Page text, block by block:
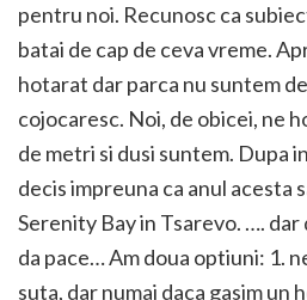
pentru noi. Recunosc ca
batai de cap de ceva vreme.
hotarat dar parca nu suntem
cojocaresc. Noi, de obicei, ne
de metri si dusi suntem. Dupa
decis impreuna ca anul acesta
Serenity Bay in Tsarevo. …. dar
da pace… Am doua optiuni: 1.
suta, dar numai daca gasim un